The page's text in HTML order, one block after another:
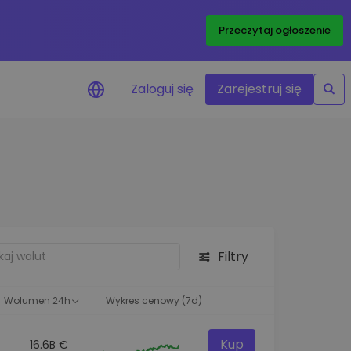
Przeczytaj ogłoszenie
optymalne wyniki
Zaloguj się Zarejestruj się
Filtry
Wolumen 24h Wykres cenowy (7d)
16.6B € Kup